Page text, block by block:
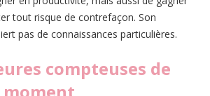
tout risque de contrefaçon. Son
pas de connaissances particulières.
compteuses de